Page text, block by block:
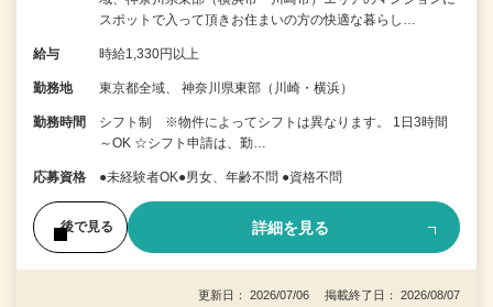
スポットで入って頂きお住まいの方の快適な暮らし…
給与 時給1,330円以上
勤務地 東京都全域、 神奈川県東部（川崎・横浜）
勤務時間
シフト制 ※物件によってシフトは異なります。 1日3時間
～OK ☆シフト申請は、勤…
応募資格 ●未経験者OK●男女、年齢不問 ●資格不問
後で見る 詳細を見る
更新日： 2026/07/06 掲載終了日： 2026/08/07